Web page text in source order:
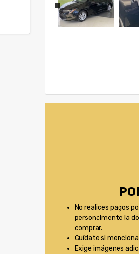
No realices pagos
personalmente la
comprar.
Cuídate si
Exige imágenes